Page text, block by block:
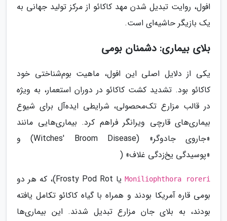
افول، روایت تبدیل شدن مهد کاکائو از مرکز تولید جهانی به
یک بازیگر حاشیه‌ای است.
بلای بیماری: دشمنان بومی
یکی از دلایل اصلی این افول، ماهیت بوم‌شناختی خود
کاکائو بود. تشدید کشت کاکائو در دوران استعمار، به ویژه
در قالب مزارع تک‌محصولی، شرایطی ایده‌آل برای شیوع
بیماری‌های قارچی ویرانگر فراهم کرد. بیماری‌هایی مانند
«جاروی جادوگر» (Witches' Broom Disease) و
«پوسیدگی یخ‌زدگی غلاف» (
Moniliophthora roreri
یا Frosty Pod Rot)، که هر دو
بومی قاره آمریکا بودند و همراه با گیاه کاکائو تکامل یافته
بودند، به بلای جان مزارع تبدیل شدند. این بیماری‌ها